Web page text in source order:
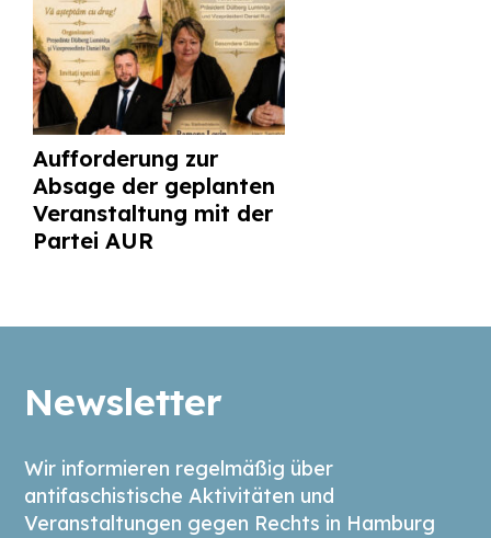
Aufforderung zur
Absage der geplanten
Veranstaltung mit der
Partei AUR
Newsletter
Wir informieren regelmäßig über
antifaschistische Aktivitäten und
Veranstaltungen gegen Rechts in Hamburg